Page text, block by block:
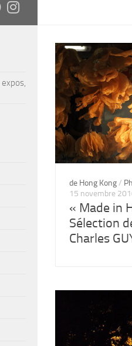
de Hong Kong/
15 novembre
« Made in
Sélection
Charles